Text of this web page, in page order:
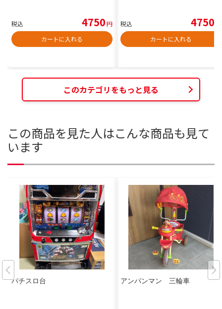
税込 4750円
カートに入れる
税込 4750
カートに入れる
このカテゴリをもっと見る
この商品を見た人はこんな商品も見て
います
パチスロ台 アンパンマン 三輪車